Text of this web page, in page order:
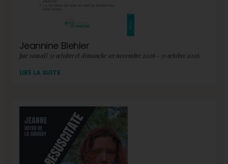
Jeannine Biehler
par samedi 31 octobre et dimanche 1er novembre 2026 - 31 octobre 2026
LIRE LA SUITE